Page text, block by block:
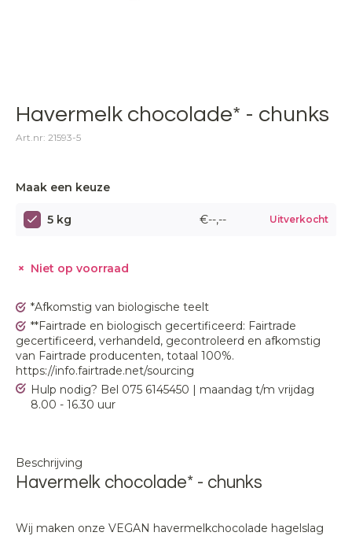
Havermelk chocolade* - chunks
Art.nr: 21593-5
Maak een keuze
5 kg €--,-- Uitverkocht
Niet op voorraad
*Afkomstig van biologische teelt
**Fairtrade en biologisch gecertificeerd: Fairtrade
gecertificeerd, verhandeld, gecontroleerd en afkomstig
van Fairtrade producenten, totaal 100%.
https://info.fairtrade.net/sourcing
Hulp nodig? Bel 075 6145450 | maandag t/m vrijdag
8.00 - 16.30 uur
Beschrijving
Havermelk chocolade* - chunks
Wij maken onze VEGAN havermelkchocolade hagelslag